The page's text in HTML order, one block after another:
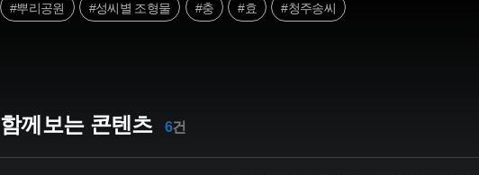
#뿌리공원 #성씨별 조형물 #충 #효 #청주송씨
함께보는 콘텐츠 6건